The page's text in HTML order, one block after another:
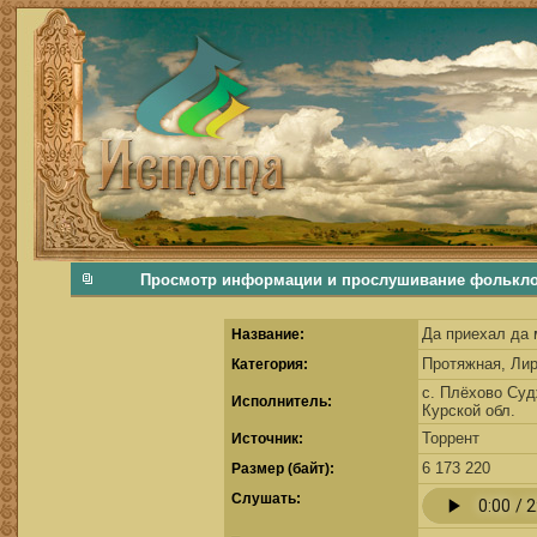
фольклорная музыка, фольклор хороводы бабушки русские народные песни послушать скачать каталог фольклора Скачать Поиск музыки, поиск фольклора, искать песни, как пели
Просмотр информации и прослушивание
Название: Да приехал да
Категория:
Протяжная,
Исполнитель:
с. Плёхово
Курской обл.
Источник: Торрент
Размер (байт):
6 173 220
Cлушать: